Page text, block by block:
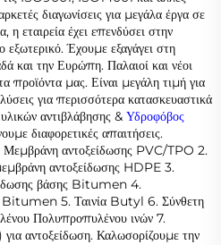
διαγωνίσεις για μεγάλα έργα σε
η εταιρεία έχει επενδύσει στην
εξωτερικό. Έχουμε εξαγάγει στη
και την Ευρώπη. Παλαιοί και νέοι
προϊόντα μας. Είναι μεγάλη τιμή για
για περισσότερα κατασκευαστικά
αντιβλάβησης & Υδροφόβος
διαφορετικές απαιτήσεις.
Μεμβράνη αντοξείδωσης PVC/TPO 2.
αντοξείδωσης HDPE 3.
βάσης Bitumen 4.
Bitumen 5. Ταινία Butyl 6. Σύνθετη
Πολυπροπυλένου ινών 7.
αντοξείδωση. Καλωσορίζουμε την